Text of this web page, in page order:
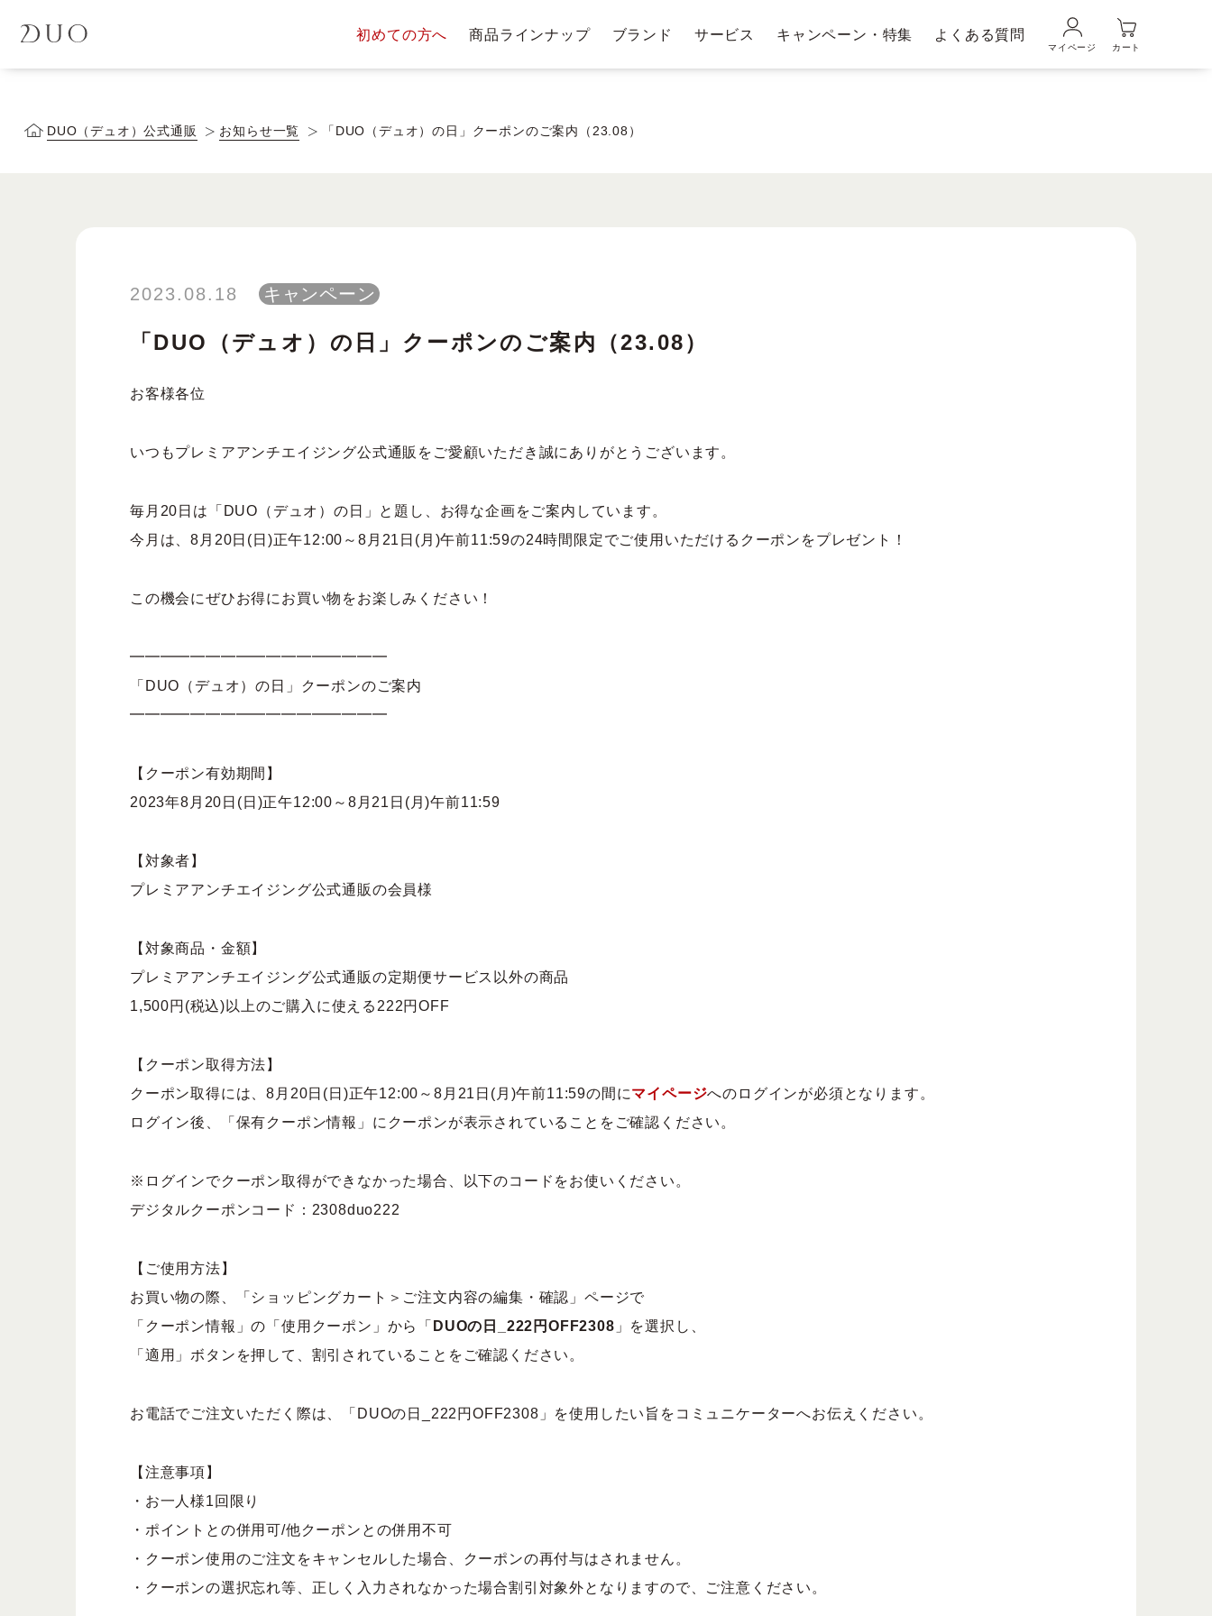
初めての方へ 商品ラインナップ ブランド
DUOについて DUOヒストリー ベストコスメ受賞履歴
サービス キャンペーン・特集 よくある質問
マイページ カート
DUO（デュオ）公式通販 お知らせ一覧 「DUO（デュオ）の日」クーポンのご案内（23.08）
2023.08.18 キャンペーン
「DUO（デュオ）の日」クーポンのご案内（23.08）
お客様各位
いつもプレミアアンチエイジング公式通販をご愛顧いただき誠にありがとうございます。
毎月20日は「DUO（デュオ）の日」と題し、お得な企画をご案内しています。
今月は、8月20日(日)正午12:00～8月21日(月)午前11:59の24時間限定でご使用いただけるクーポンをプレゼント！
この機会にぜひお得にお買い物をお楽しみください！
━━━━━━━━━━━━━━━━━
「DUO（デュオ）の日」クーポンのご案内
━━━━━━━━━━━━━━━━━
【クーポン有効期間】
2023年8月20日(日)正午12:00～8月21日(月)午前11:59
【対象者】
プレミアアンチエイジング公式通販の会員様
【対象商品・金額】
プレミアアンチエイジング公式通販の定期便サービス以外の商品
1,500円(税込)以上のご購入に使える222円OFF
【クーポン取得方法】
クーポン取得には、8月20日(日)正午12:00～8月21日(月)午前11:59の間にマイページへのログインが必須となります。
ログイン後、「保有クーポン情報」にクーポンが表示されていることをご確認ください。
※ログインでクーポン取得ができなかった場合、以下のコードをお使いください。
デジタルクーポンコード：2308duo222
【ご使用方法】
お買い物の際、「ショッピングカート＞ご注文内容の編集・確認」ページで
「クーポン情報」の「使用クーポン」から「 DUOの日_222円OFF2308 」を選択し、
「適用」ボタンを押して、割引されていることをご確認ください。
お電話でご注文いただく際は、「DUOの日_222円OFF2308」を使用したい旨をコミュニケーターへお伝えください。
【注意事項】
・お一人様1回限り
・ポイントとの併用可/他クーポンとの併用不可
・クーポン使用のご注文をキャンセルした場合、クーポンの再付与はされません。
・クーポンの選択忘れ等、正しく入力されなかった場合割引対象外となりますので、ご注意ください。